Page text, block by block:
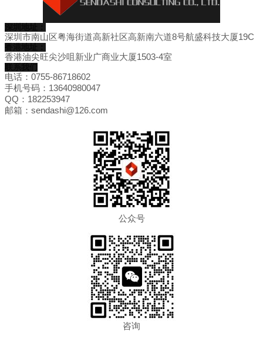
深圳市南山区粤海街道高新社区高新南六道8号航盛科技大厦19C
香港油尖旺尖沙咀新业广商业大厦1503-4室
电话：0755-86718602
手机号码：13640980047
QQ：182253947
邮箱：sendashi@126.com
公众号
咨询